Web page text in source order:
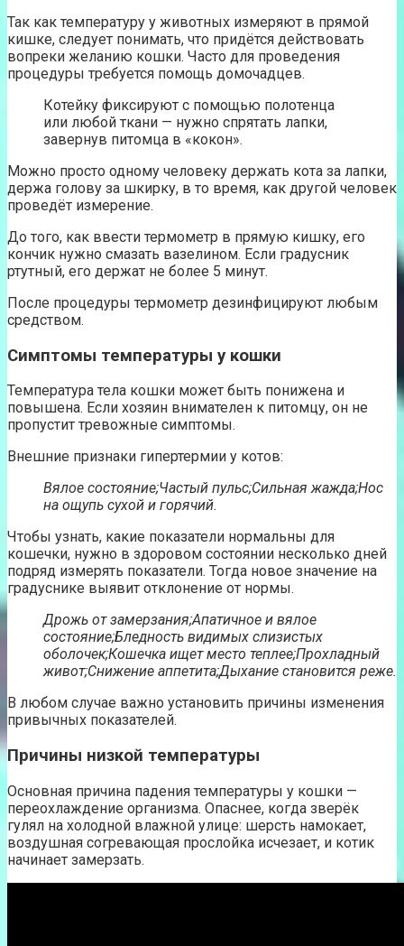
Так как температуру у животных измеряют в прямой
кишке, следует понимать, что придётся действовать
вопреки желанию кошки. Часто для проведения
процедуры требуется помощь домочадцев.
Котейку фиксируют с помощью полотенца
или любой ткани — нужно спрятать лапки,
завернув питомца в «кокон».
Можно просто одному человеку держать кота за лапки,
держа голову за шкирку, в то время, как другой человек
проведёт измерение.
До того, как ввести термометр в прямую кишку, его
кончик нужно смазать вазелином. Если градусник
ртутный, его держат не более 5 минут.
После процедуры термометр дезинфицируют любым
средством.
Симптомы температуры у кошки
Температура тела кошки может быть понижена и
повышена. Если хозяин внимателен к питомцу, он не
пропустит тревожные симптомы.
Внешние признаки гипертермии у котов:
Вялое состояние;Частый пульс;Сильная жажда;Нос
на ощупь сухой и горячий.
Чтобы узнать, какие показатели нормальны для
кошечки, нужно в здоровом состоянии несколько дней
подряд измерять показатели. Тогда новое значение на
градуснике выявит отклонение от нормы.
Дрожь от замерзания;Апатичное и вялое
состояние;Бледность видимых слизистых
оболочек;Кошечка ищет место теплее;Прохладный
живот;Снижение аппетита;Дыхание становится реже.
В любом случае важно установить причины изменения
привычных показателей.
Причины низкой температуры
Основная причина падения температуры у кошки —
переохлаждение организма. Опаснее, когда зверёк
гулял на холодной влажной улице: шерсть намокает,
воздушная согревающая прослойка исчезает, и котик
начинает замерзать.